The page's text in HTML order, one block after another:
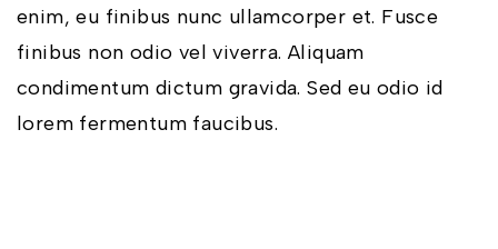
enim, eu finibus nunc ullamcorper et. Fusce
finibus non odio vel viverra. Aliquam
condimentum dictum gravida. Sed eu odio id
lorem fermentum faucibus.